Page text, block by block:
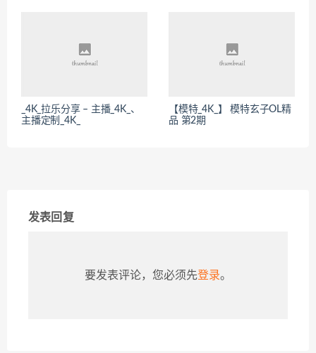
_4K_拉乐分享 – 主播_4K_、
主播定制_4K_
【模特_4K_】 模特玄子OL精
品 第2期
发表回复
要发表评论，您必须先登录。